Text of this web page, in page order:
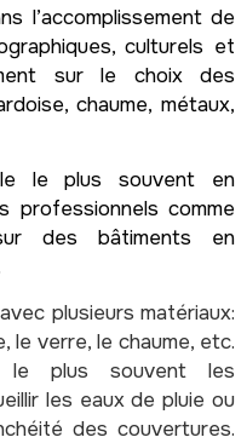
l’accomplissement de
culturels et
sur le choix des
chaume, métaux,
le plus souvent en
professionnels comme
des bâtiments en
plusieurs matériaux:
le verre, le chaume, etc.
le plus souvent les
les eaux de pluie ou
des couvertures.